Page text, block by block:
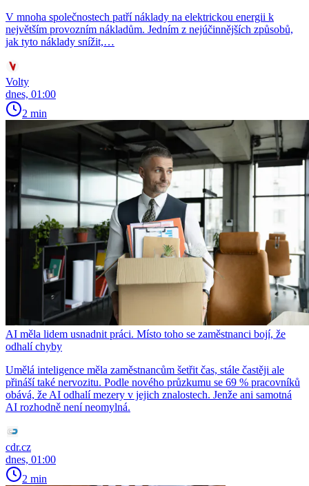
V mnoha společnostech patří náklady na elektrickou energii k
největším provozním nákladům. Jedním z nejúčinnějších způsobů,
jak tyto náklady snížit,…
Volty
dnes, 01:00
2 min
AI měla lidem usnadnit práci. Místo toho se zaměstnanci bojí, že
odhalí chyby
Umělá inteligence měla zaměstnancům šetřit čas, stále častěji ale
přináší také nervozitu. Podle nového průzkumu se 69 % pracovníků
obává, že AI odhalí mezery v jejich znalostech. Jenže ani samotná
AI rozhodně není neomylná.
cdr.cz
dnes, 01:00
2 min